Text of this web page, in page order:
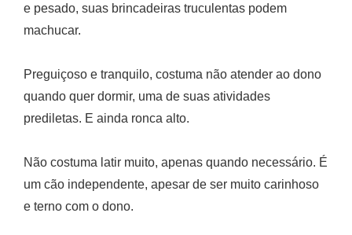
e pesado, suas brincadeiras truculentas podem
machucar.
Preguiçoso e tranquilo, costuma não atender ao dono
quando quer dormir, uma de suas atividades
prediletas. E ainda ronca alto.
Não costuma latir muito, apenas quando necessário. É
um cão independente, apesar de ser muito carinhoso
e terno com o dono.